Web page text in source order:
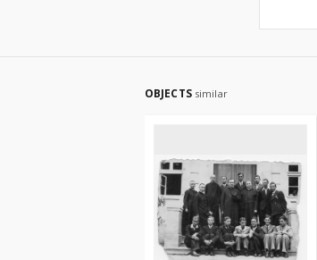
OBJECTS similar